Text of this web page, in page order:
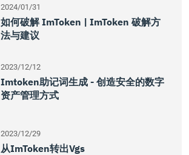
2024/01/31
如何破解 ImToken | ImToken 破解方
法与建议
2023/12/12
Imtoken助记词生成 - 创造安全的数字
资产管理方式
2023/12/29
从imToken转出vgs